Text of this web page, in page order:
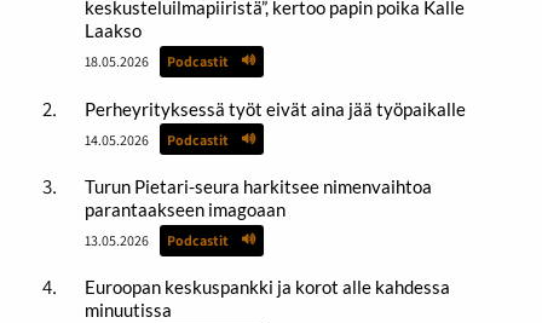
keskusteluilmapiiristä”, kertoo papin poika Kalle
Laakso
18.05.2026 Podcastit
Perheyrityksessä työt eivät aina jää työpaikalle
14.05.2026 Podcastit
Turun Pietari-seura harkitsee nimenvaihtoa
parantaakseen imagoaan
13.05.2026 Podcastit
Euroopan keskuspankki ja korot alle kahdessa
minuutissa